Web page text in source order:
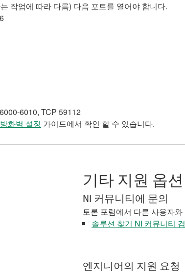
작업에 따라 다름) 다음 포트를 열어야 합니다.
6010, TCP 59112
화벽 설정 가이드에서 확인 할 수 있습니다.
기타 지원 옵션
NI 커뮤니티에 문의
토론 포럼에서 다른 사용자
솔루션 찾기 NI 커뮤니티
엔지니어의 지원 요청